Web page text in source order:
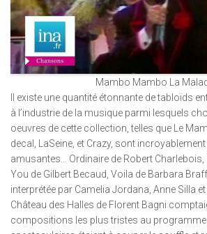
Mambo Mambo La
Il existe une quantité étonnante de tabloïds
à l’industrie de la musique parmi lesquels
oeuvres de cette collection, telles que Le
decal, LaSeine, et Crazy, sont
amusantes… Ordinaire de Robert Charlebois,
You de Gilbert Becaud, Voila de Barbara
interprétée par Camelia Jordana, Anne Silla
Château des Halles de Florent Bagni
compositions les plus tristes au